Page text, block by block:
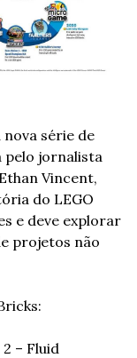
pelo jornalista
Vincent,
do LEGO
e deve explorar
projetos não
– Fluid